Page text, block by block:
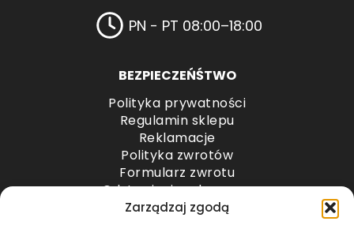
Zarządzaj zgodą
PN - PT 08:00–18:00
BEZPIECZEŃŚTWO
Polityka prywatności
Regulamin sklepu
Reklamacje
Polityka zwrotów
Formularz zwrotu
Odstąpienie od umowy
Odstąpienie od umowy – przesyłki paletowe